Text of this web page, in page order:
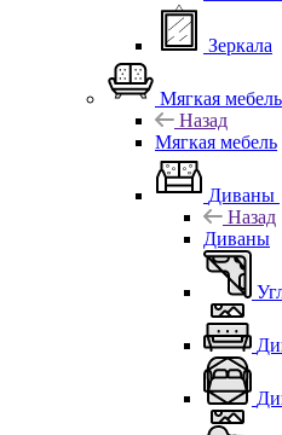
Зеркала
Мягкая мебель
Назад
Мягкая мебель
Диваны
Назад
Диваны